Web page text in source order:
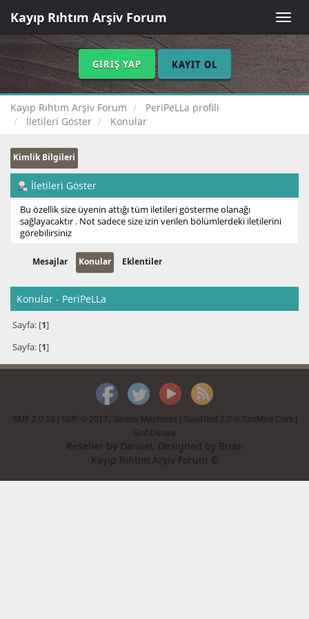
Toggle
Kayıp Rıhtım Arşiv Forum
GIRIŞ YAP KAYIT OL
Kayıp Rıhtım Arşiv Forum
PeriPeLLa profili
İletileri Göster
Konular
Kimlik Bilgileri
İletileri Göster
Bu özellik size üyenin attığı tüm iletileri gösterme olanağı
sağlayacaktır . Not sadece size izin verilen bölümlerdeki iletilerini
görebilirsiniz
Mesajlar Konular Eklentiler
Konular - PeriPeLLa
Sayfa: [1]
Sayfa: [1]
SMF 2.0.19 | SMF © 2017 Simple Machines | Seo4Smf 2.0 © SmfMod.Com |
Smf Destek
Reseller by Daniiel. Designed by Brian
Kayıp Rıhtım Arşiv Forum ©